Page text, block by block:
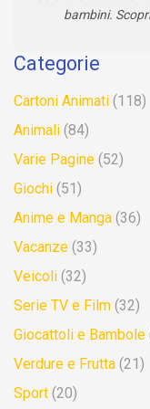
bambini.
Categorie
Cartoni Animati (118)
Animali (84)
Varie Pagine (52)
Giochi (51)
Anime e Manga (36)
Vacanze (33)
Veicoli (32)
Serie TV e Film (32)
Giocattoli e Bambole
Verdure e Frutta (21)
Sport (20)